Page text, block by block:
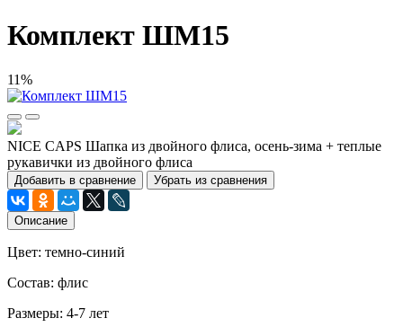
Комплект ШМ15
11%
NICE CAPS Шапка из двойного флиса, осень-зима + теплые
рукавички из двойного флиса
Добавить в сравнение Убрать из сравнения
Описание
Цвет: темно-синий
Состав: флис
Размеры: 4-7 лет